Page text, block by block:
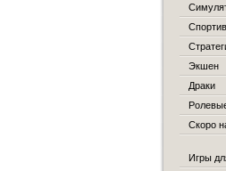
Экшен
Драки
Скоро
Игры